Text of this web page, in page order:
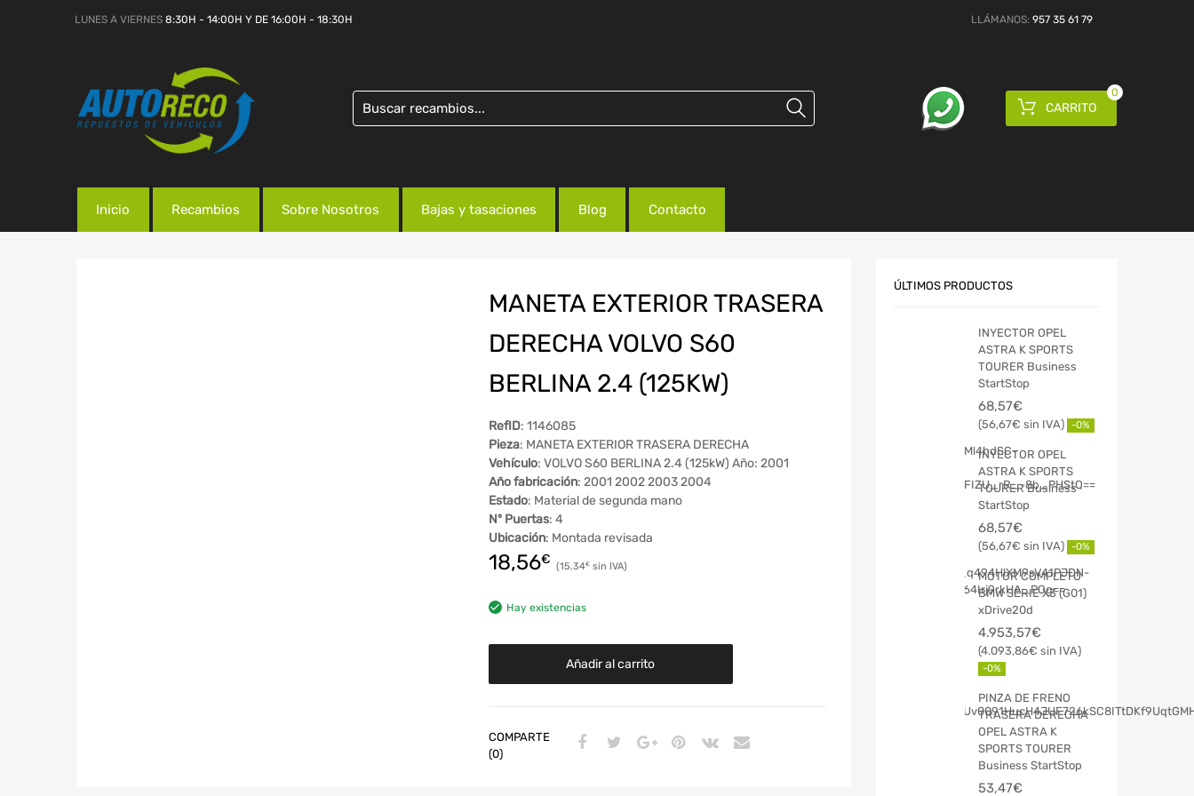
LUNES A VIERNES 8:30H - 14:00H Y DE 16:00H - 18:30H LLÁMANOS: 957 35 61 79
CARRITO
0
Inicio Recambios Sobre Nosotros Bajas y tasaciones Blog Contacto
MANETA EXTERIOR TRASERA
DERECHA VOLVO S60
BERLINA 2.4 (125KW)
RefID: 1146085
Pieza: MANETA EXTERIOR TRASERA DERECHA
Vehículo: VOLVO S60 BERLINA 2.4 (125kW) Año: 2001
Año fabricación: 2001 2002 2003 2004
Estado: Material de segunda mano
Nº Puertas: 4
Ubicación: Montada revisada
18,56€ 15,34€
Hay existencias
Añadir al carrito
COMPARTE
(0)
ÚLTIMOS PRODUCTOS
INYECTOR OPEL
ASTRA K SPORTS
TOURER Business
StartStop
68,57€
56,67€ -0%
INYECTOR OPEL
ASTRA K SPORTS
TOURER Business
StartStop
68,57€
56,67€ -0%
MOTOR COMPLETO
BMW SERIE X3 (G01)
xDrive20d
4.953,57€
4.093,86€
-0%
PINZA DE FRENO
TRASERA DERECHA
OPEL ASTRA K
SPORTS TOURER
Business StartStop
53,47€